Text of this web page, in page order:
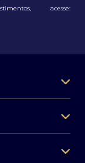
acesse: